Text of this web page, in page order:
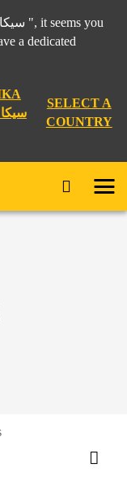
a dedicated
SELECT A
COUNTRY